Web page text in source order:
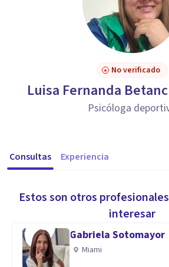
No verificado
Luisa Fernanda
Psicóloga
Consultas Experiencia
Estos son otros
interesar
Gabriela Sotomayor
Miami